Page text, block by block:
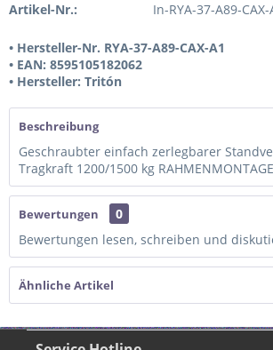
Artikel-Nr.: In-RYA-37-A89-CAX-
• Hersteller-Nr. RYA-37-A89-CAX-A1
• EAN: 8595105182062
• Hersteller: Tritón
Beschreibung
Geschraubter einfach zerlegbarer
Tragkraft 1200/1500 kg
Bewertungen
0
Bewertungen lesen, schreiben und
Ähnliche Artikel